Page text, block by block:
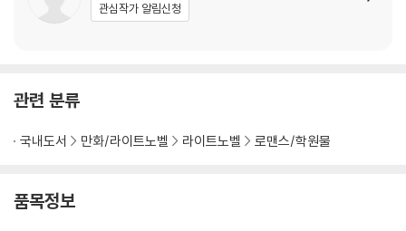
관심작가 알림신청
관련 분류
국내도서 만화/라이트노벨 라이트노벨 로맨스/학원물
품목정보